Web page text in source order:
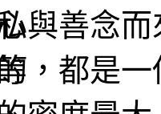
與善念
，都是